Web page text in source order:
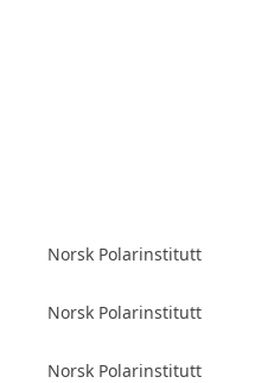
Norsk Polarinstitutt
Norsk Polarinstitutt
Norsk Polarinstitutt